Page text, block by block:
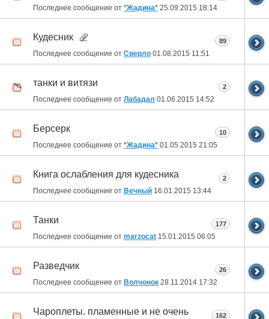
Последнее сообщение от *Жадина* 25.09.2015 18:14
Кудесник
Последнее сообщение от Сверло 01.08.2015 11:51
89
танки и витязи
Последнее сообщение от Лабадал 01.06.2015 14:52
2
Берсерк
Последнее сообщение от *Жадина* 01.05.2015 21:05
10
Книга ослабления для кудесника
Последнее сообщение от Вечный 16.01.2015 13:44
2
Танки
Последнее сообщение от marzocat 15.01.2015 06:05
177
Разведчик
Последнее сообщение от Волчонок 28.11.2014 17:32
26
Чароплеты. пламенные и не очень 162